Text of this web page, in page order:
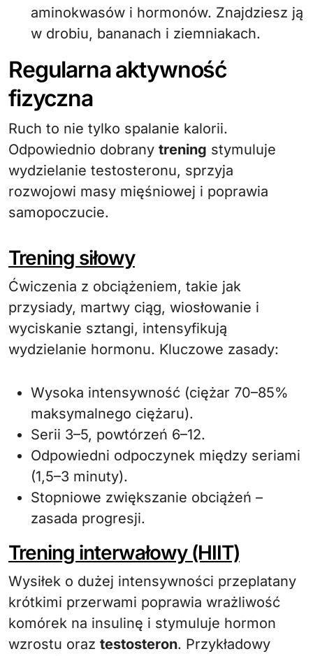
aminokwasów i hormonów. Znajdziesz ją
w drobiu, bananach i ziemniakach.
Regularna aktywność
fizyczna
Ruch to nie tylko spalanie kalorii.
Odpowiednio dobrany trening stymuluje
wydzielanie testosteronu, sprzyja
rozwojowi masy mięśniowej i poprawia
samopoczucie.
Trening siłowy
Ćwiczenia z obciążeniem, takie jak
przysiady, martwy ciąg, wiosłowanie i
wyciskanie sztangi, intensyfikują
wydzielanie hormonu. Kluczowe zasady:
Wysoka intensywność (ciężar 70–85%
maksymalnego ciężaru).
Serii 3–5, powtórzeń 6–12.
Odpowiedni odpoczynek między seriami
(1,5–3 minuty).
Stopniowe zwiększanie obciążeń –
zasada progresji.
Trening interwałowy (HIIT)
Wysiłek o dużej intensywności przeplatany
krótkimi przerwami poprawia wrażliwość
komórek na insulinę i stymuluje hormon
wzrostu oraz testosteron. Przykładowy